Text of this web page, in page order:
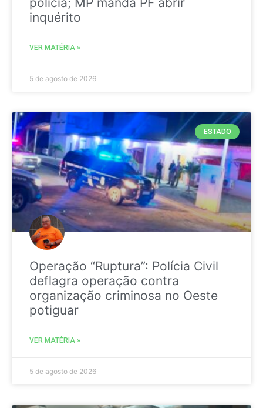
inquérito
VER MATÉRIA »
5 de agosto de 2026
ESTADO
Operação “Ruptura”: Polícia Civil
deflagra operação contra
organização criminosa no Oeste
potiguar
VER MATÉRIA »
5 de agosto de 2026